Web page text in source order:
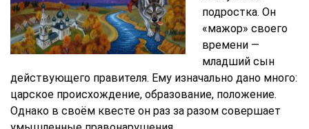
подростка. Он
«мажор» своего
времени —
младший сын
действующего правителя. Ему изначально дано много:
царское происхождение, образование, положение.
Однако в своём квесте он раз за разом совершает